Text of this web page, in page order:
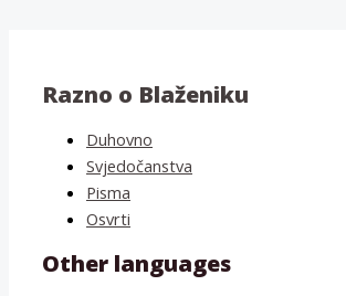
Razno o Blaženiku
Duhovno
Svjedočanstva
Pisma
Osvrti
Other languages